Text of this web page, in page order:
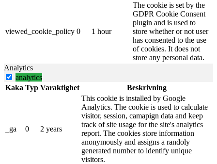
viewed_cookie_policy 0 1 hour
The cookie is set by the
GDPR Cookie Consent
plugin and is used to
store whether or not user
has consented to the use
of cookies. It does not
store any personal data.
Analytics
analytics
Kaka Typ Varaktighet Beskrivning
_ga 0 2 years
This cookie is installed by Google
Analytics. The cookie is used to calculate
visitor, session, camapign data and keep
track of site usage for the site's analytics
report. The cookies store information
anonymously and assigns a randoly
generated number to identify unique
visitors.